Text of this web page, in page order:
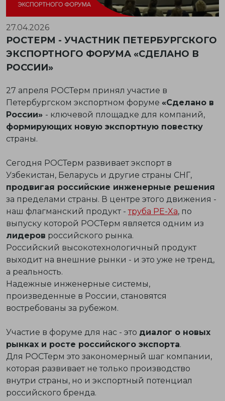
27.04.2026
РОСТЕРМ - УЧАСТНИК ПЕТЕРБУРГСКОГО
ЭКСПОРТНОГО ФОРУМА «СДЕЛАНО В
РОССИИ»
27 апреля РОСТерм принял участие в
Петербургском экспортном форуме «Сделано в
России» - ключевой площадке для компаний,
формирующих новую экспортную повестку
страны.
Сегодня РОСТерм развивает экспорт в
Узбекистан, Беларусь и другие страны СНГ,
продвигая российские инженерные решения
за пределами страны. В центре этого движения -
наш флагманский продукт -труба PE-Xa, по
выпуску которой РОСТерм является одним из
лидеров российского рынка.
Российский высокотехнологичный продукт
выходит на внешние рынки - и это уже не тренд,
а реальность.
Надежные инженерные системы,
произведенные в России, становятся
востребованы за рубежом.
Участие в форуме для нас - это диалог о новых
рынках и росте российского экспорта.
Для РОСТерм это закономерный шаг компании,
которая развивает не только производство
внутри страны, но и экспортный потенциал
российского бренда.